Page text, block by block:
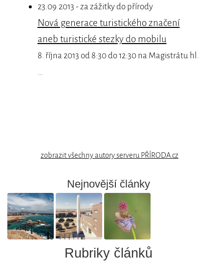
23.09.2013 - za zážitky do přírody
Nová generace turistického značení
aneb turistické stezky do mobilu
8. října 2013 od 8:30 do 12:30 na Magistrátu hl.
…
zobrazit všechny autory serveru PŘÍRODA.cz
Nejnovější články
Rubriky článků